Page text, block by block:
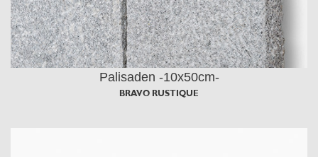
Palisaden -10x50cm-
BRAVO RUSTIQUE